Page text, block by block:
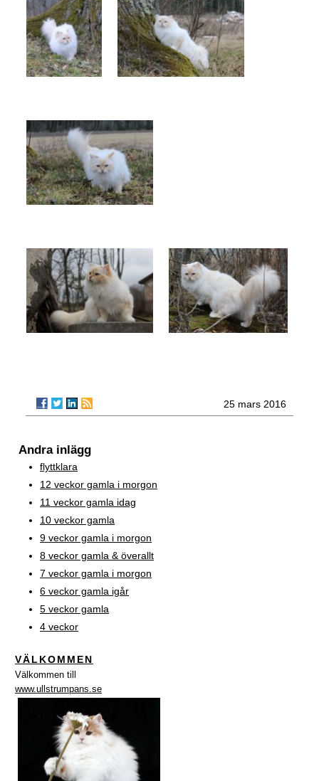
25 mars 2016
Andra inlägg
flyttklara
12 veckor gamla i morgon
11 veckor gamla idag
10 veckor gamla
9 veckor gamla i morgon
8 veckor gamla & överallt
7 veckor gamla i morgon
6 veckor gamla igår
5 veckor gamla
4 veckor
VÄLKOMMEN
Välkommen till
www.ullstrumpans.se